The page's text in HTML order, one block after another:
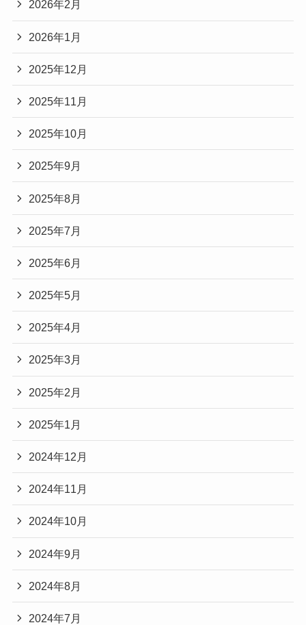
2026年2月
2026年1月
2025年12月
2025年11月
2025年10月
2025年9月
2025年8月
2025年7月
2025年6月
2025年5月
2025年4月
2025年3月
2025年2月
2025年1月
2024年12月
2024年11月
2024年10月
2024年9月
2024年8月
2024年7月